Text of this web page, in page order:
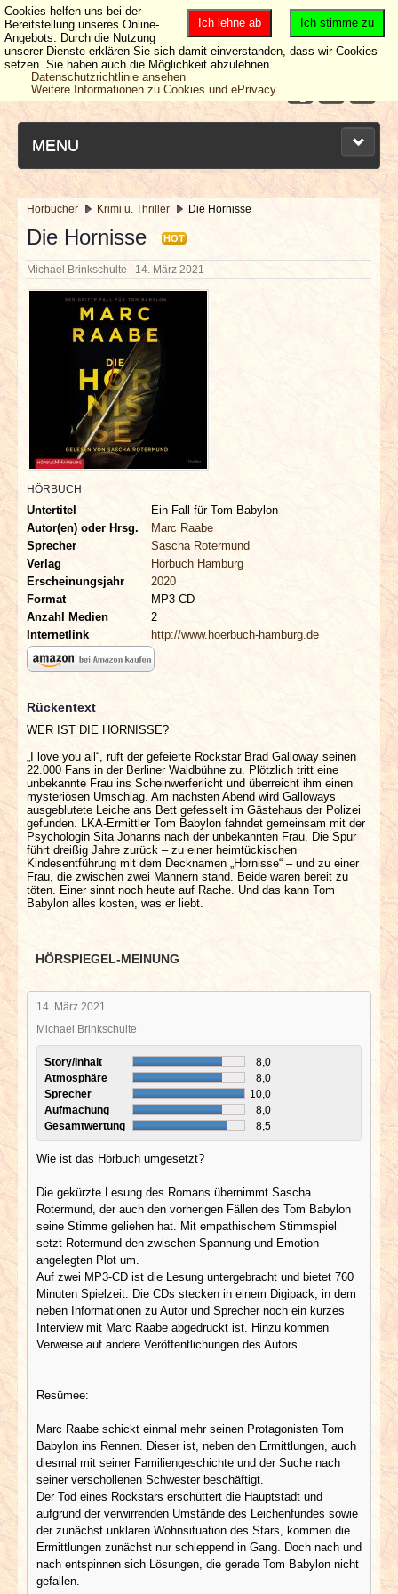
MENU
NEUESTE ARTIKEL
NEWS & DATES
BERICHTE
VERLOSUNGEN
INTERVIEWS
SPECIALS
REDAKTION
LINKS
ARCHIV
Hörbücher Krimi u. Thriller Die Hornisse
Die Hornisse HOT
Michael Brinkschulte 14. März 2021
HÖRBUCH
Untertitel
Ein Fall für Tom Babylon
Autor(en) oder Hrsg.
Marc Raabe
Sprecher
Sascha Rotermund
Verlag
Hörbuch Hamburg
Erscheinungsjahr
2020
Format
MP3-CD
Anzahl Medien
2
Internetlink
http://www.hoerbuch-hamburg.de
Rückentext
WER IST DIE HORNISSE?
„I love you all“, ruft der gefeierte Rockstar Brad Galloway seinen
22.000 Fans in der Berliner Waldbühne zu. Plötzlich tritt eine
unbekannte Frau ins Scheinwerferlicht und überreicht ihm einen
mysteriösen Umschlag. Am nächsten Abend wird Galloways
ausgeblutete Leiche ans Bett gefesselt im Gästehaus der Polizei
gefunden. LKA-Ermittler Tom Babylon fahndet gemeinsam mit der
Psychologin Sita Johanns nach der unbekannten Frau. Die Spur
führt dreißig Jahre zurück – zu einer heimtückischen
Kindesentführung mit dem Decknamen „Hornisse“ – und zu einer
Frau, die zwischen zwei Männern stand. Beide waren bereit zu
töten. Einer sinnt noch heute auf Rache. Und das kann Tom
Babylon alles kosten, was er liebt.
HÖRSPIEGEL-MEINUNG
14. März 2021
Michael Brinkschulte
Story/Inhalt
8,0
Atmosphäre
8,0
Sprecher
10,0
Aufmachung
8,0
Gesamtwertung
8,5
Wie ist das Hörbuch umgesetzt?
Die gekürzte Lesung des Romans übernimmt Sascha
Rotermund, der auch den vorherigen Fällen des Tom Babylon
seine Stimme geliehen hat. Mit empathischem Stimmspiel
setzt Rotermund den zwischen Spannung und Emotion
angelegten Plot um.
Auf zwei MP3-CD ist die Lesung untergebracht und bietet 760
Minuten Spielzeit. Die CDs stecken in einem Digipack, in dem
neben Informationen zu Autor und Sprecher noch ein kurzes
Interview mit Marc Raabe abgedruckt ist. Hinzu kommen
Verweise auf andere Veröffentlichungen des Autors.
Resümee:
Marc Raabe schickt einmal mehr seinen Protagonisten Tom
Babylon ins Rennen. Dieser ist, neben den Ermittlungen, auch
diesmal mit seiner Familiengeschichte und der Suche nach
seiner verschollenen Schwester beschäftigt.
Der Tod eines Rockstars erschüttert die Hauptstadt und
aufgrund der verwirrenden Umstände des Leichenfundes sowie
der zunächst unklaren Wohnsituation des Stars, kommen die
Ermittlungen zunächst nur schleppend in Gang. Doch nach und
nach entspinnen sich Lösungen, die gerade Tom Babylon nicht
gefallen.
Ich stimme zu
Ich lehne ab
Cookies helfen uns bei der
Bereitstellung unseres Online-
Angebots. Durch die Nutzung
unserer Dienste erklären Sie sich damit einverstanden, dass wir Cookies
setzen. Sie haben auch die Möglichkeit abzulehnen.
Datenschutzrichtlinie ansehen
Weitere Informationen zu Cookies und ePrivacy